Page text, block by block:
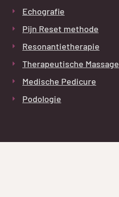
Echografie
Pijn Reset methode
Resonantietherapie
Therapeutische Massage
Medische Pedicure
Podologie